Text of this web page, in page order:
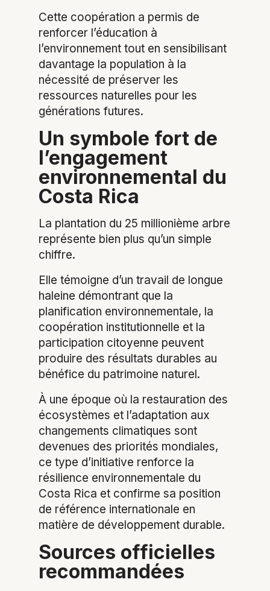
Cette coopération a permis de
renforcer l’éducation à
l’environnement tout en sensibilisant
davantage la population à la
nécessité de préserver les
ressources naturelles pour les
générations futures.
Un symbole fort de
l’engagement
environnemental du
Costa Rica
La plantation du 25 millionième arbre
représente bien plus qu’un simple
chiffre.
Elle témoigne d’un travail de longue
haleine démontrant que la
planification environnementale, la
coopération institutionnelle et la
participation citoyenne peuvent
produire des résultats durables au
bénéfice du patrimoine naturel.
À une époque où la restauration des
écosystèmes et l’adaptation aux
changements climatiques sont
devenues des priorités mondiales,
ce type d’initiative renforce la
résilience environnementale du
Costa Rica et confirme sa position
de référence internationale en
matière de développement durable.
Sources officielles
recommandées